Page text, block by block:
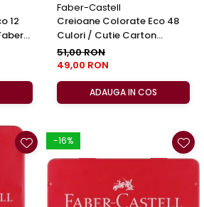
12
Faber-Castell
Creioane Colorate Eco 48
Culori / Cutie Carton
Faber-Castell
51,00 RON
49,00 RON
ADAUGA IN COS
-16%